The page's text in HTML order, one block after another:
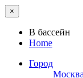
×
В бассейн
Home
Город
Москва